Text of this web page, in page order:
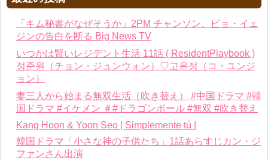
「キム秘書がなぜそうか」2PM チャンソン、ピョ・イェ
ジンの告白を断る Big News TV
いつかは賢いレジデント生活 11話 ( ResidentPlaybook )
정준원（チョン・ジュンウォン）♡고윤정（コ・ユンジ
ョン）
妻三人から始まる無双生活（吹き替え） #中国ドラマ #韓
国ドラマ #イケメン ＃#ドラゴンボール #無双 #吹き替え
Kang Hoon & Yoon Seo | Simplemente tú |
韓国ドラマ「小さな神の子供たち」1話あらすじカン・ジ
ファンさん出演